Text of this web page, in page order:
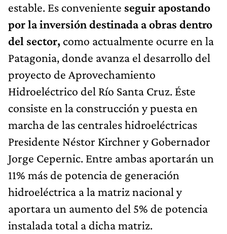
estable. Es conveniente seguir apostando
por la inversión destinada a obras dentro
del sector, como actualmente ocurre en la
Patagonia, donde avanza el desarrollo del
proyecto de Aprovechamiento
Hidroeléctrico del Río Santa Cruz. Éste
consiste en la construcción y puesta en
marcha de las centrales hidroeléctricas
Presidente Néstor Kirchner y Gobernador
Jorge Cepernic. Entre ambas aportarán un
11% más de potencia de generación
hidroeléctrica a la matriz nacional y
aportara un aumento del 5% de potencia
instalada total a dicha matriz.